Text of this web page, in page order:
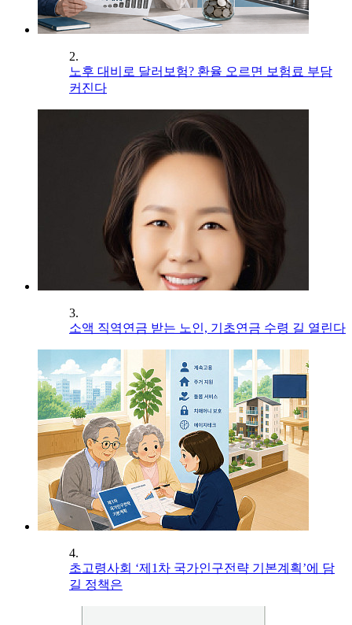
2.
노후 대비로 달러보험? 환율 오르면 보험료 부담
커진다
3.
소액 직역연금 받는 노인, 기초연금 수령 길 열린다
4.
초고령사회 ‘제1차 국가인구전략 기본계획’에 담
길 정책은